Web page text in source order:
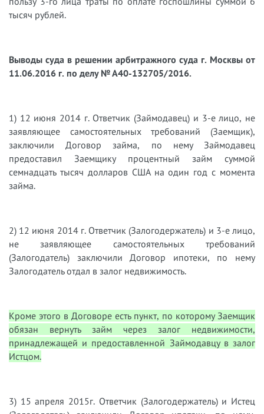
тысяч рублей.
Выводы суда в решении арбитражного суда г. Москвы от
11.06.2016 г. по делу № А40-132705/2016.
1) 12 июня 2014 г. Ответчик (Займодавец) и 3-е лицо, не
заявляющее самостоятельных требований (Заемщик),
заключили Договор займа, по нему Займодавец
предоставил Заемщику процентный займ суммой
семнадцать тысяч долларов США на один год с момента
займа.
2) 12 июня 2014 г. Ответчик (Залогодержатель) и 3-е лицо,
не заявляющее самостоятельных требований
(Залогодатель) заключили Договор ипотеки, по нему
Залогодатель отдал в залог недвижимость.
Кроме этого в Договоре есть пункт, по которому Заемщик
обязан вернуть займ через залог недвижимости,
принадлежащей и предоставленной Займодавцу в залог
Истцом.
3) 15 апреля 2015г. Ответчик (Залогодержатель) и Истец